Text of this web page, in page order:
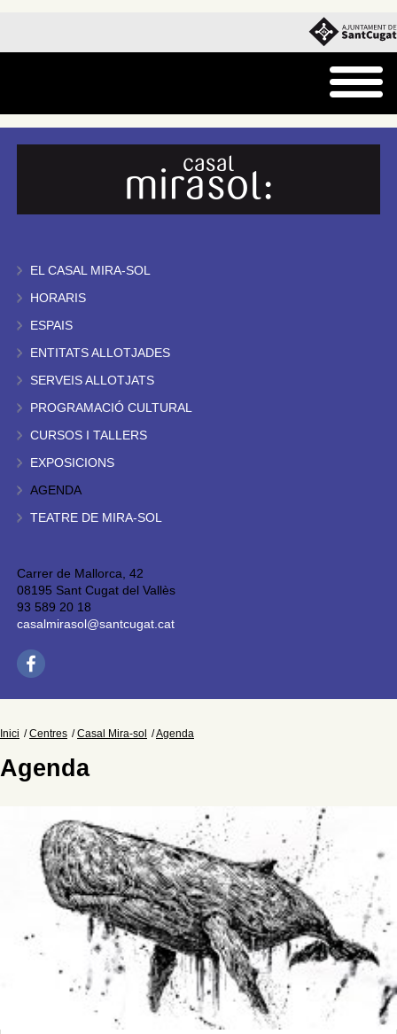
EL CASAL MIRA-SOL
HORARIS
ESPAIS
ENTITATS ALLOTJADES
SERVEIS ALLOTJATS
PROGRAMACIÓ CULTURAL
CURSOS I TALLERS
EXPOSICIONS
AGENDA
TEATRE DE MIRA-SOL
Carrer de Mallorca, 42
08195 Sant Cugat del Vallès
93 589 20 18
casalmirasol@santcugat.cat
Inici Centres Casal Mira-sol Agenda
Agenda